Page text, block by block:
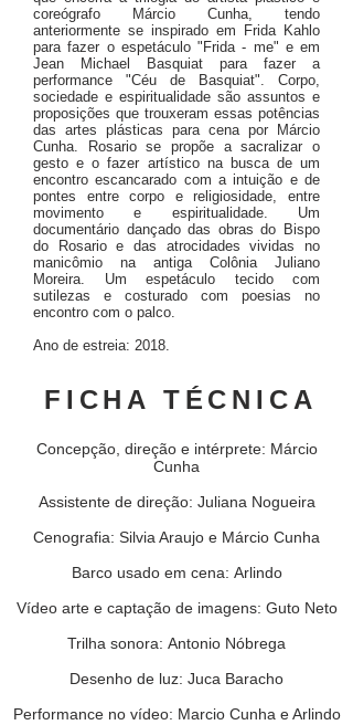
coreógrafo Márcio Cunha, tendo
anteriormente se inspirado em Frida Kahlo
para fazer o espetáculo "Frida - me" e em
Jean Michael Basquiat para fazer a
performance "Céu de Basquiat". Corpo,
sociedade e espiritualidade são assuntos e
proposições que trouxeram essas potências
das artes plásticas para cena por Márcio
Cunha. Rosario se propõe a sacralizar o
gesto e o fazer artístico na busca de um
encontro escancarado com a intuição e de
pontes entre corpo e religiosidade, entre
movimento e espiritualidade. Um
documentário dançado das obras do Bispo
do Rosario e das atrocidades vividas no
manicômio na antiga Colônia Juliano
Moreira. Um espetáculo tecido com
sutilezas e costurado com poesias no
encontro com o palco.
Ano de estreia: 2018.
FICHA TÉCNICA
Concepção, direção e intérprete: Márcio
Cunha
Assistente de direção: Juliana Nogueira
Cenografia: Silvia Araujo e Márcio Cunha
Barco usado em cena: Arlindo
Vídeo arte e captação de imagens: Guto Neto
Trilha sonora: Antonio Nóbrega
Desenho de luz: Juca Baracho
Performance no vídeo: Marcio Cunha e Arlindo